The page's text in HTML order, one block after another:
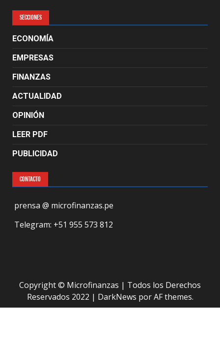
SECCIONES
ECONOMÍA
EMPRESAS
FINANZAS
ACTUALIDAD
OPINIÓN
LEER PDF
PUBLICIDAD
CONTACTO
prensa @ microfinanzas.pe
Telegram: +51 955 573 812
Copyright © Microfinanzas | Todos los Derechos
Reservados 2022 | DarkNews por AF themes.